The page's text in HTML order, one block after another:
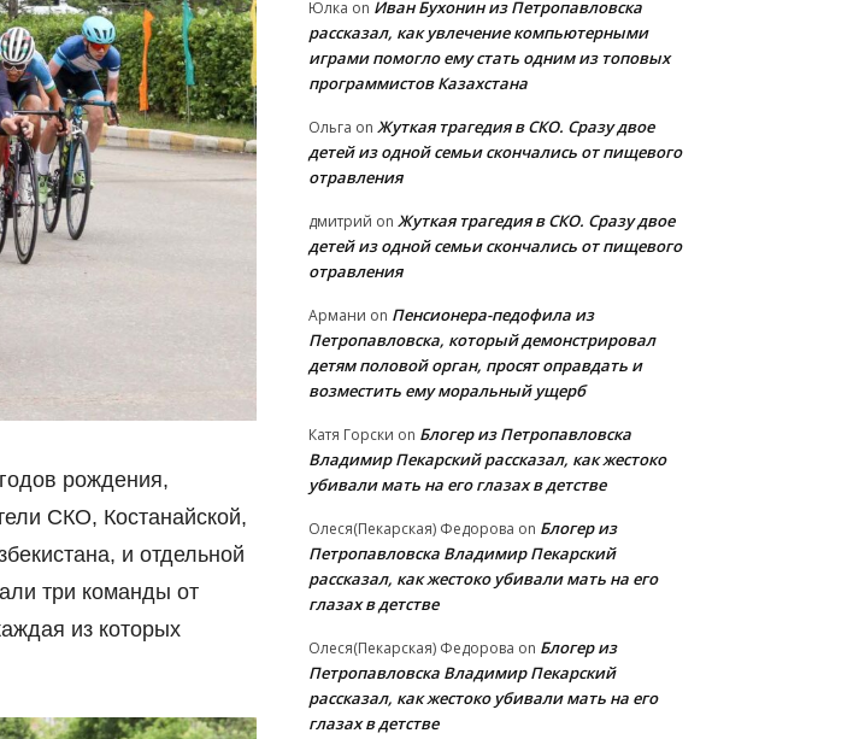
рождения,
СКО, Костанайской,
и отдельной
три команды от
из которых
Юлка on Иван Бухонин из Петропавловска
рассказал, как увлечение компьютерными
играми помогло ему стать одним из топовых
программистов Казахстана
Ольга on Жуткая трагедия в СКО. Сразу двое
детей из одной семьи скончались от пищевого
отравления
дмитрий on Жуткая трагедия в СКО. Сразу двое
детей из одной семьи скончались от пищевого
отравления
Армани on Пенсионера-педофила из
Петропавловска, который демонстрировал
детям половой орган, просят оправдать и
возместить ему моральный ущерб
Катя Горски on Блогер из Петропавловска
Владимир Пекарский рассказал, как жестоко
убивали мать на его глазах в детстве
Олеся(Пекарская) Федорова on Блогер из
Петропавловска Владимир Пекарский
рассказал, как жестоко убивали мать на его
глазах в детстве
Олеся(Пекарская) Федорова on Блогер из
Петропавловска Владимир Пекарский
рассказал, как жестоко убивали мать на его
глазах в детстве